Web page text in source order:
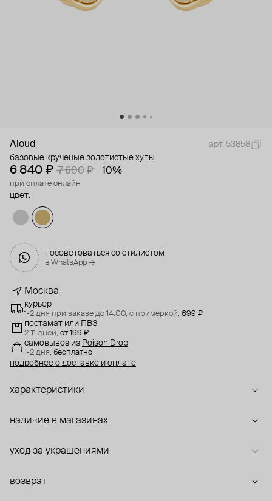
Aloud
арт. 53858
базовые крученые золотистые хупы
6 840 ₽ 7 600 ₽ −10%
при оплате онлайн
цвет:
посоветоваться со стилистом
в WhatsApp →
Москва
курьер
1-2 дня при заказе до 14:00, с примеркой, 699 ₽
постамат или ПВЗ
2-11 дней, от 199 ₽
самовывоз из Poison Drop
1-2 дня, бесплатно
подробнее о доставке и оплате
характеристики
наличие в магазинах
уход за украшениями
возврат